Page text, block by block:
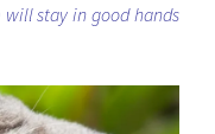
stay in good hands